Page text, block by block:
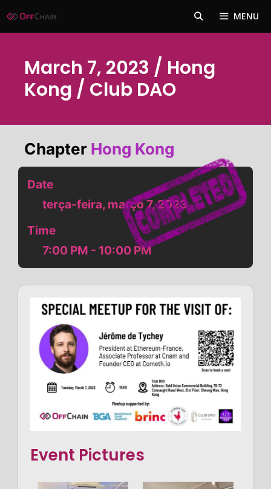
para
MENU
March 7, 2023 / Hong
Kong / Club DAO
Chapter Hong Kong
Date
terça-feira, março 7, 2023
Time
7:00 PM - 10:00 PM
Event Pictures